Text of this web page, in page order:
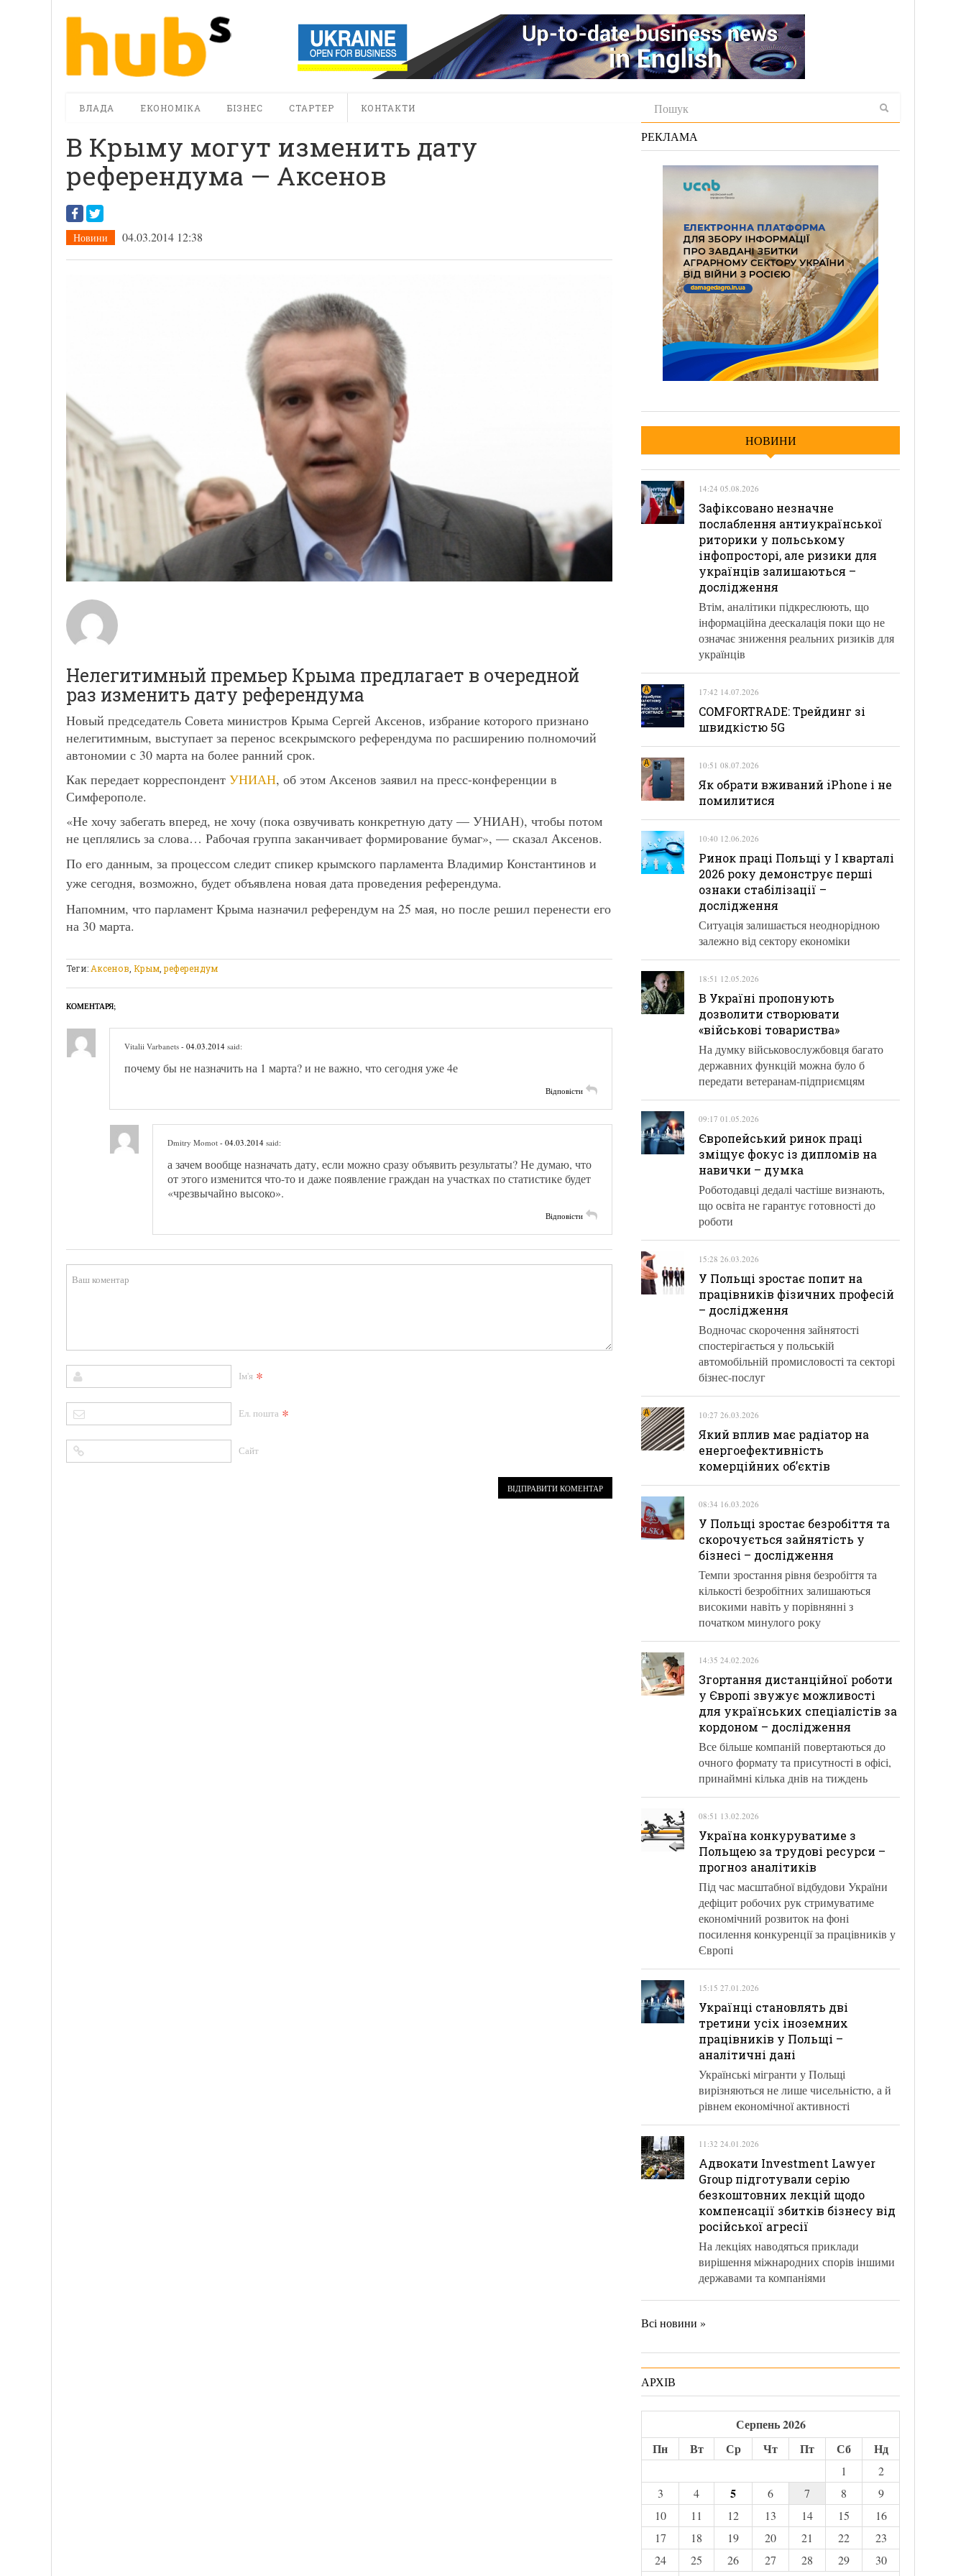
ВЛАДА ЕКОНОМІКА БІЗНЕС СТАРТЕР КОНТАКТИ
В Крыму могут изменить дату
референдума — Аксенов
Новини 04.03.2014 12:38
Нелегитимный премьер Крыма предлагает в очередной
раз изменить дату референдума
Новый председатель Совета министров Крыма Сергей Аксенов, избрание которого признано
нелегитимным, выступает за перенос всекрымского референдума по расширению полномочий
автономии с 30 марта на более ранний срок.
Как передает корреспондент УНИАН, об этом Аксенов заявил на пресс-конференции в
Симферополе.
«Не хочу забегать вперед, не хочу (пока озвучивать конкретную дату — УНИАН), чтобы потом
не цеплялись за слова… Рабочая группа заканчивает формирование бумаг», — сказал Аксенов.
По его данным, за процессом следит спикер крымского парламента Владимир Константинов и
уже сегодня, возможно, будет объявлена новая дата проведения референдума.
Напомним, что парламент Крыма назначил референдум на 25 мая, но после решил перенести его
на 30 марта.
Теги: Аксенов Крым ,референдум
КОМЕНТАРЯ;
Vitalii Varbanets - 04.03.2014 said:
почему бы не назначить на 1 марта? и не важно, что сегодня уже 4е
Відповісти
Dmitry Momot - 04.03.2014 said:
а зачем вообще назначать дату, если можно сразу объявить результаты? Не думаю, что
от этого изменится что-то и даже появление граждан на участках по статистике будет
«чрезвычайно высоко».
Відповісти
Ім'я *
Ел. пошта *
Сайт
РЕКЛАМА
НОВИНИ
14:24 05.08.2026
Зафіксовано незначне
послаблення антиукраїнської
риторики у польському
інфопросторі, але ризики для
українців залишаються –
дослідження
Втім, аналітики підкреслюють, що
інформаційна деескалація поки що не
означає зниження реальних ризиків для
українців
17:42 14.07.2026
COMFORTRADE: Трейдинг зі
швидкістю 5G
10:51 08.07.2026
Як обрати вживаний iPhone і не
помилитися
10:40 12.06.2026
Ринок праці Польщі у І кварталі
2026 року демонструє перші
ознаки стабілізації –
дослідження
Ситуація залишається неоднорідною
залежно від сектору економіки
18:51 12.05.2026
В Україні пропонують
дозволити створювати
«військові товариства»
На думку військовослужбовця багато
державних функцій можна було б
передати ветеранам-підприємцям
09:17 01.05.2026
Європейський ринок праці
зміщує фокус із дипломів на
навички – думка
Роботодавці дедалі частіше визнають,
що освіта не гарантує готовності до
роботи
15:28 26.03.2026
У Польщі зростає попит на
працівників фізичних професій
– дослідження
Водночас скорочення зайнятості
спостерігається у польській
автомобільній промисловості та секторі
бізнес-послуг
10:27 26.03.2026
Який вплив має радіатор на
енергоефективність
комерційних об’єктів
08:34 16.03.2026
У Польщі зростає безробіття та
скорочується зайнятість у
бізнесі – дослідження
Темпи зростання рівня безробіття та
кількості безробітних залишаються
високими навіть у порівнянні з
початком минулого року
14:35 24.02.2026
Згортання дистанційної роботи
у Європі звужує можливості
для українських спеціалістів за
кордоном – дослідження
Все більше компаній повертаються до
очного формату та присутності в офісі,
принаймні кілька днів на тиждень
08:51 13.02.2026
Україна конкуруватиме з
Польщею за трудові ресурси –
прогноз аналітиків
Під час масштабної відбудови України
дефіцит робочих рук стримуватиме
економічний розвиток на фоні
посилення конкуренції за працівників у
Європі
15:15 27.01.2026
Українці становлять дві
третини усіх іноземних
працівників у Польщі –
аналітичні дані
Українські мігранти у Польщі
вирізняються не лише чисельністю, а й
рівнем економічної активності
11:32 24.01.2026
Адвокати Investment Lawyer
Group підготували серію
безкоштовних лекцій щодо
компенсації збитків бізнесу від
російської агресії
На лекціях наводяться приклади
вирішення міжнародних спорів іншими
державами та компаніями
Всі новини »
АРХІВ
Серпень 2026
Пн
Вт Ср Чт Пт Сб Нд
1
2
3
4 5 6 7 8
9
10
11 12 13 14 15
16
17
18 19 20 21 22
23
24
25 26 27 28 29
30